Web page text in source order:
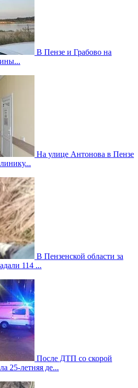
В Пензе и Грабово на
На улице Антонова в Пензе
В Пензенской области за
114 ...
После ДТП со скорой
25-летняя де...